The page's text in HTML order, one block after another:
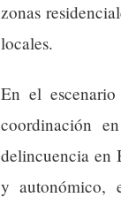
zonas
locales.
En el
coordinación
delincuencia en
y autonómico,